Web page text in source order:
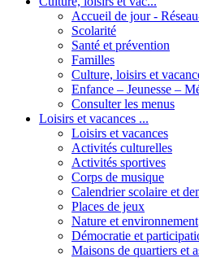
Accueil de jour -
Scolarité
Santé et prévention
Familles
Culture, loisirs et
Enfance – Jeunesse –
Consulter les menus
Loisirs et vacances ...
Loisirs et vacances
Activités culturelles
Activités sportives
Corps de musique
Calendrier scolaire et
Places de jeux
Nature et environnement
Démocratie et
Maisons de quartiers et